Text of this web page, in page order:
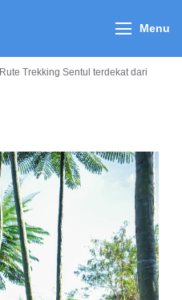
Menu
Rute Trekking Sentul terdekat dari